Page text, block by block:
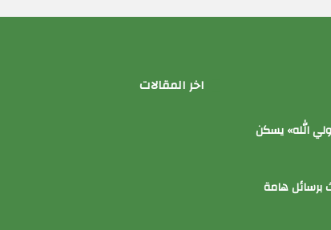
الله» يسكن
برسائل هامة
اخر المقالات